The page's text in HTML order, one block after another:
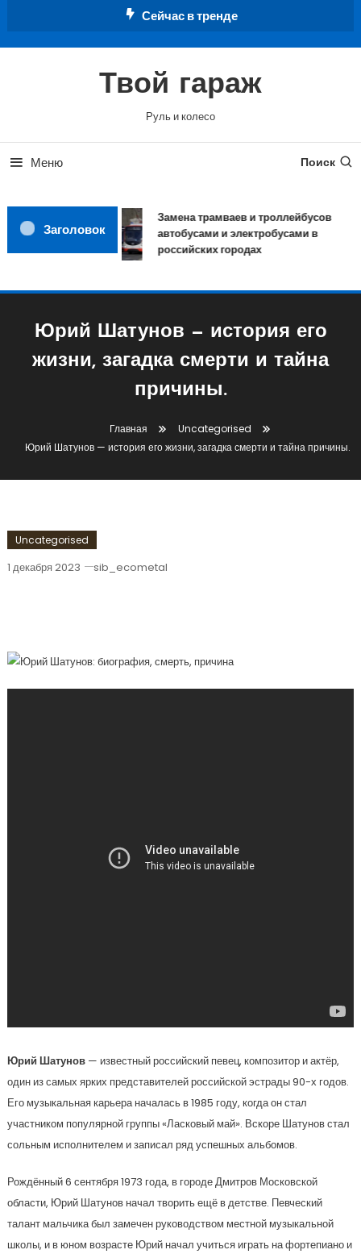
Сейчас в тренде
Твой гараж
Руль и колесо
Меню Поиск
Заголовок
Замена трамваев и троллейбусов
автобусами и электробусами в
российских городах
Юрий Шатунов — история его
жизни, загадка смерти и тайна
причины.
Главная
Uncategorised
Юрий Шатунов — история его жизни, загадка смерти и тайна причины.
Uncategorised
1 декабря 2023 sib_ecometal
Юрий Шатунов— известный российский певец, композитор и актёр,
один из самых ярких представителей российской эстрады 90-х годов.
Его музыкальная карьера началась в 1985 году, когда он стал
участником популярной группы «Ласковый май». Вскоре Шатунов стал
сольным исполнителем и записал ряд успешных альбомов.
Рождённый 6 сентября 1973 года, в городе Дмитров Московской
области, Юрий Шатунов начал творить ещё в детстве. Певческий
талант мальчика был замечен руководством местной музыкальной
школы, и в юном возрасте Юрий начал учиться играть на фортепиано и